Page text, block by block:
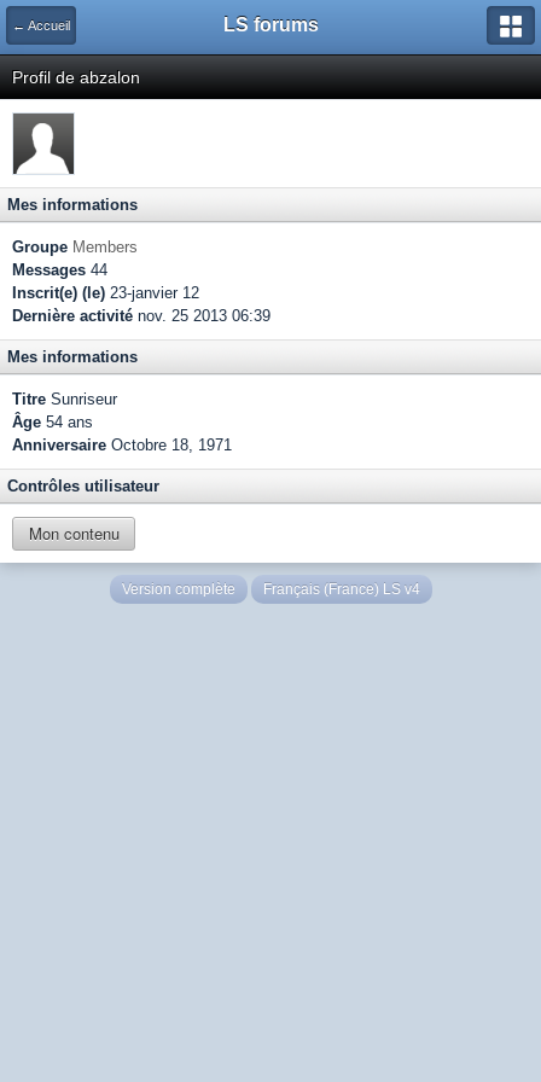
← Accueil LS forums
Profil de abzalon
Mes informations
Groupe Members
Messages 44
Inscrit(e) (le) 23-janvier 12
Dernière activité nov. 25 2013 06:39
Mes informations
Titre Sunriseur
Âge 54 ans
Anniversaire Octobre 18, 1971
Contrôles utilisateur
Mon contenu
Version complète Français (France) LS v4